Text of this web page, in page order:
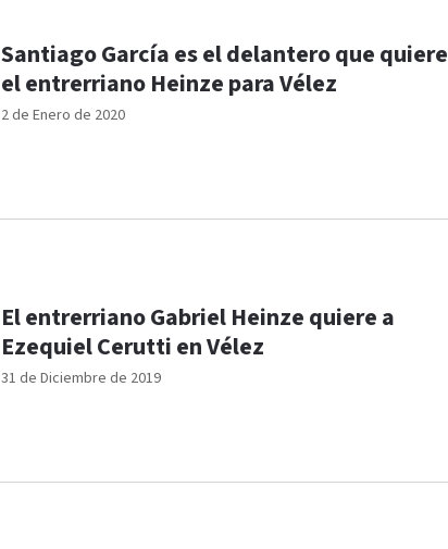
2 de Enero de 2020
Santiago García es el delantero que quiere
el entrerriano Heinze para Vélez
31 de Diciembre de 2019
El entrerriano Gabriel Heinze quiere a
Ezequiel Cerutti en Vélez